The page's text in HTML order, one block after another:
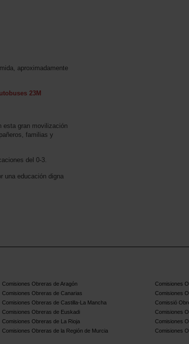
aproximadamente
23M
esta gran movilización
familias y
del 0-3.
una educación digna
Comisiones Obreras de Aragón
Comisiones
Comisiones Obreras de Canarias
Comisiones
Comisiones Obreras de Castilla-La Mancha
Comissió
Comisiones Obreras de Euskadi
Comisiones
Comisiones Obreras de La Rioja
Comisiones
Comisiones Obreras de la Región de Murcia
Comisiones